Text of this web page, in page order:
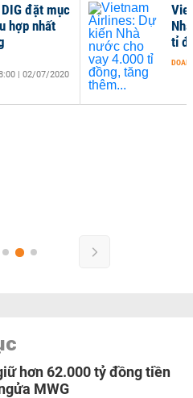
tỉ
đặt mục
hợp nhất
| 02/07/2020
hơn 62.000 tỷ đồng tiền
MWG